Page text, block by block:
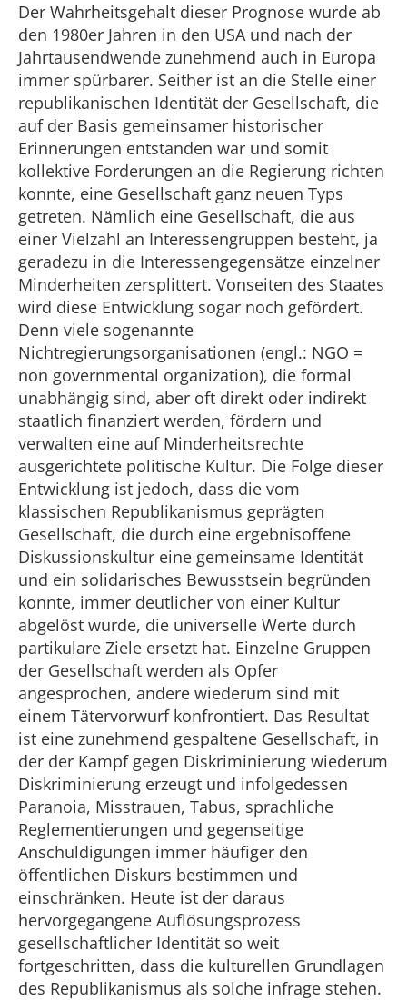
Der Wahrheitsgehalt dieser Prognose wurde ab
den 1980er Jahren in den USA und nach der
Jahrtausendwende zunehmend auch in Europa
immer spürbarer. Seither ist an die Stelle einer
republikanischen Identität der Gesellschaft, die
auf der Basis gemeinsamer historischer
Erinnerungen entstanden war und somit
kollektive Forderungen an die Regierung richten
konnte, eine Gesellschaft ganz neuen Typs
getreten. Nämlich eine Gesellschaft, die aus
einer Vielzahl an Interessengruppen besteht, ja
geradezu in die Interessengegensätze einzelner
Minderheiten zersplittert. Vonseiten des Staates
wird diese Entwicklung sogar noch gefördert.
Denn viele sogenannte
Nichtregierungsorganisationen (engl.: NGO =
non governmental organization), die formal
unabhängig sind, aber oft direkt oder indirekt
staatlich finanziert werden, fördern und
verwalten eine auf Minderheitsrechte
ausgerichtete politische Kultur. Die Folge dieser
Entwicklung ist jedoch, dass die vom
klassischen Republikanismus geprägten
Gesellschaft, die durch eine ergebnisoffene
Diskussionskultur eine gemeinsame Identität
und ein solidarisches Bewusstsein begründen
konnte, immer deutlicher von einer Kultur
abgelöst wurde, die universelle Werte durch
partikulare Ziele ersetzt hat. Einzelne Gruppen
der Gesellschaft werden als Opfer
angesprochen, andere wiederum sind mit
einem Tätervorwurf konfrontiert. Das Resultat
ist eine zunehmend gespaltene Gesellschaft, in
der der Kampf gegen Diskriminierung wiederum
Diskriminierung erzeugt und infolgedessen
Paranoia, Misstrauen, Tabus, sprachliche
Reglementierungen und gegenseitige
Anschuldigungen immer häufiger den
öffentlichen Diskurs bestimmen und
einschränken. Heute ist der daraus
hervorgegangene Auflösungsprozess
gesellschaftlicher Identität so weit
fortgeschritten, dass die kulturellen Grundlagen
des Republikanismus als solche infrage stehen.